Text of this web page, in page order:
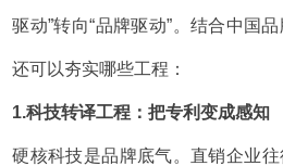
驱动”转向“品牌驱动”。结合中国
还可以夯实哪些工程：
1.科技转译工程：把专利变成感知
硬核科技是品牌底气。直销企业往